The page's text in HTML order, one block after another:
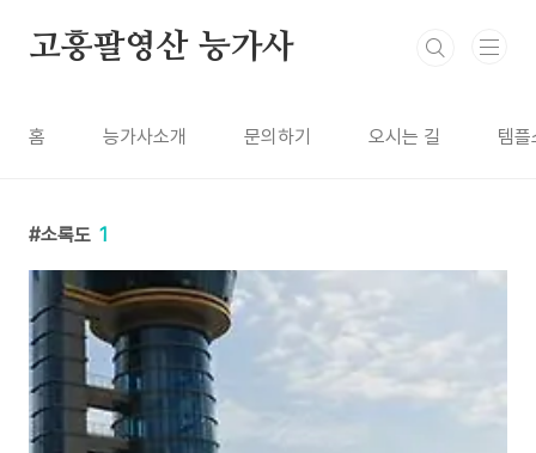
고흥팔영산 능가사
홈 능가사소개 문의하기 오시는 길 템
소록도 1